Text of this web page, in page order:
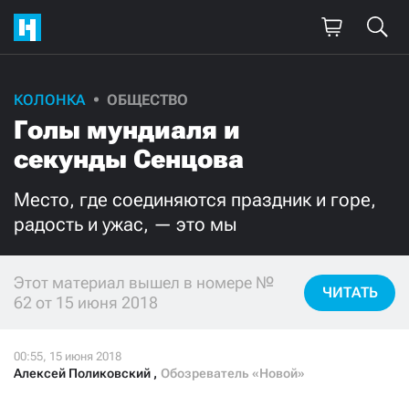
КОЛОНКА ОБЩЕСТВО
Голы мундиаля и
секунды Сенцова
Место, где соединяются праздник и горе,
радость и ужас, — это мы
Этот материал вышел в номере №
62 от 15 июня 2018
ЧИТАТЬ
Алексей Поликовский , Обозреватель «Новой»
Поддержите
нашу работу!
Ежемесячно
3000
500
Нажимая кнопку «Стать соучастником»,